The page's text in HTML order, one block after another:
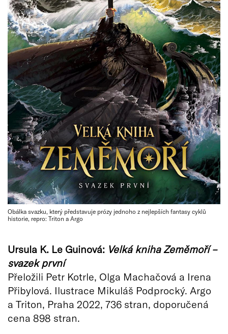
Obálka svazku, který představuje prózy jednoho z nejlepších fantasy cyklů
historie, repro: Triton a Argo
Ursula K. Le Guinová: Velká kniha Zeměmoří –
svazek první
Přeložili Petr Kotrle, Olga Machačová a Irena
Přibylová. Ilustrace Mikuláš Podprocký. Argo
a Triton, Praha 2022, 736 stran, doporučená
cena 898 stran.